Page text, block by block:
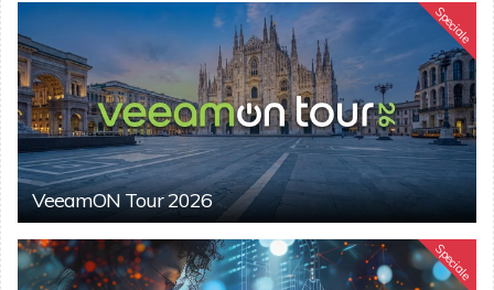
Speciale
VeeamON Tour 2026
Speciale